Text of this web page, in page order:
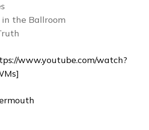
in the Ballroom
www.youtube.com/watch?